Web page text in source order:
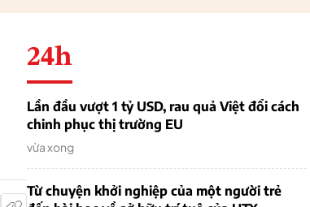
24h
Lần đầu vượt 1 tỷ USD, rau quả Việt đổi cách
chinh phục thị trường EU
vừa xong
Từ chuyện khởi nghiệp của một người trẻ